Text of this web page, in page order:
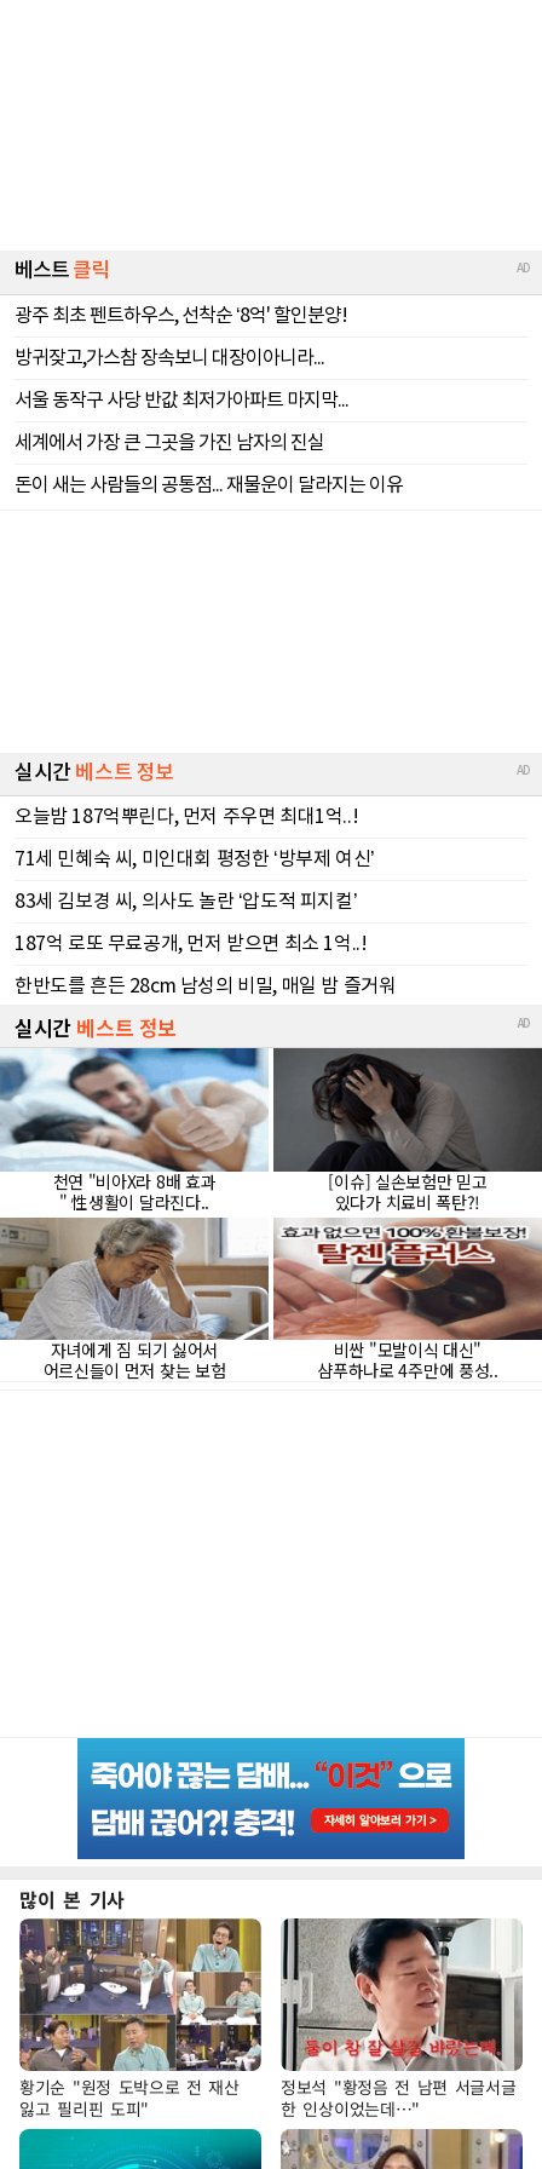
많이 본 기사
황기순 "원정 도박으로 전 재산
잃고 필리핀 도피"
정보석 "황정음 전 남편 서글서글
한 인상이었는데…"